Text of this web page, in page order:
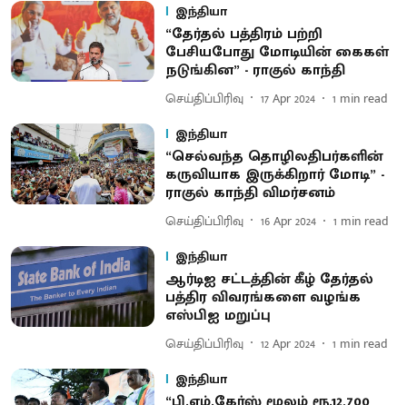
இந்தியா
“தேர்தல் பத்திரம் பற்றி
பேசியபோது மோடியின் கைகள்
நடுங்கின” - ராகுல் காந்தி
செய்திப்பிரிவு 17 Apr 2024 1 min read
இந்தியா
“செல்வந்த தொழிலதிபர்களின்
கருவியாக இருக்கிறார் மோடி” -
ராகுல் காந்தி விமர்சனம்
செய்திப்பிரிவு 16 Apr 2024 1 min read
இந்தியா
ஆர்டிஐ சட்டத்தின் கீழ் தேர்தல்
பத்திர விவரங்களை வழங்க
எஸ்பிஐ மறுப்பு
செய்திப்பிரிவு 12 Apr 2024 1 min read
இந்தியா